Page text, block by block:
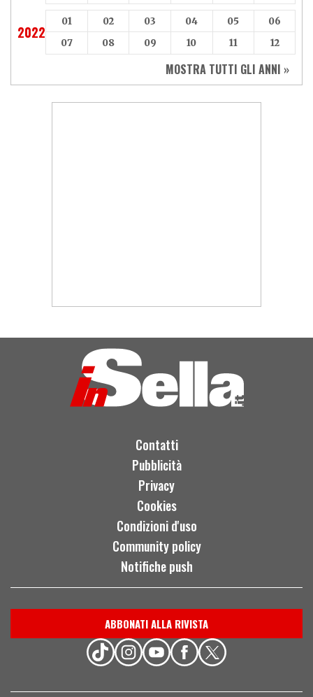
2022
01 02 03 04 05
06
07
08 09 10 11 12
MOSTRA TUTTI GLI ANNI »
Contatti
Pubblicità
Privacy
Cookies
Condizioni d'uso
Community policy
Notifiche push
ABBONATI ALLA RIVISTA